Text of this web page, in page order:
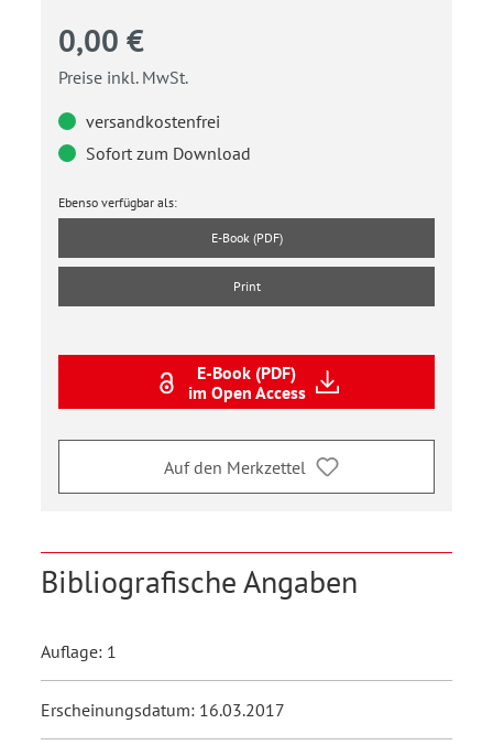
0,00 €
Preise inkl. MwSt.
versandkostenfrei
Sofort zum Download
Ebenso verfügbar als:
E-Book (PDF)
Print
E-Book (PDF)
im Open Access
Auf den Merkzettel
Bibliografische Angaben
Auflage: 1
Erscheinungsdatum: 16.03.2017